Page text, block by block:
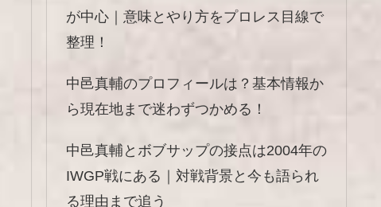
が中心｜意味とやり方をプロレス目線で
整理！
中邑真輔のプロフィールは？基本情報か
ら現在地まで迷わずつかめる！
中邑真輔とボブサップの接点は2004年の
IWGP戦にある｜対戦背景と今も語られ
る理由まで追う